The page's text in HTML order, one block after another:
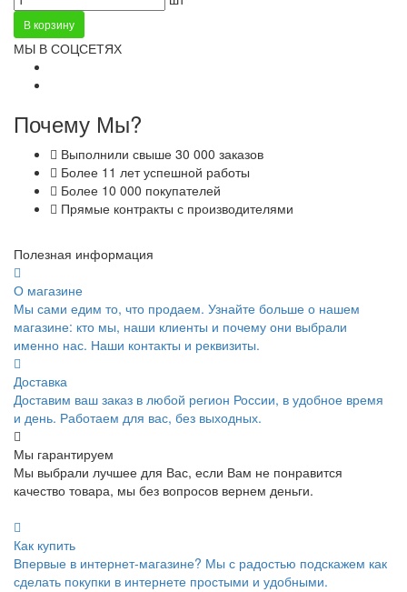
В корзину
МЫ В СОЦСЕТЯХ
Почему Мы?
Выполнили свыше 30 000 заказов
Более 11 лет успешной работы
Более 10 000 покупателей
Прямые контракты с производителями
Полезная информация
О магазине
Мы сами едим то, что продаем. Узнайте больше о нашем
магазине: кто мы, наши клиенты и почему они выбрали
именно нас. Наши контакты и реквизиты.
Доставка
Доставим ваш заказ в любой регион России, в удобное время
и день. Работаем для вас, без выходных.
Мы гарантируем
Мы выбрали лучшее для Вас, если Вам не понравится
качество товара, мы без вопросов вернем деньги.
Как купить
Впервые в интернет-магазине? Мы с радостью подскажем как
сделать покупки в интернете простыми и удобными.